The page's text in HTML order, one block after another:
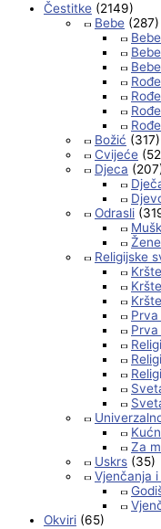
Čestitke (2149)
Bebe (287)
Božić (317)
Cvijeće
Djeca
Odrasli
Žene
Religijske
Za
Uskrs (35)
Vjenčanja
Okviri (65)